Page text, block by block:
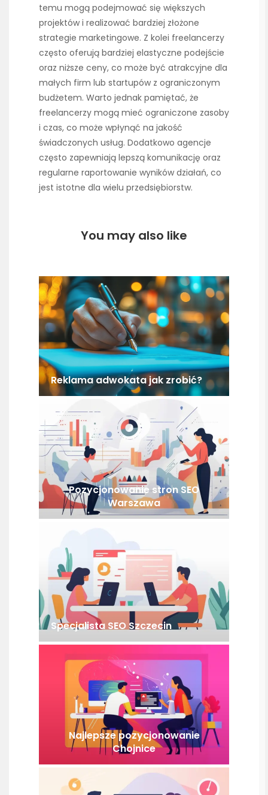
temu mogą podejmować się większych
projektów i realizować bardziej złożone
strategie marketingowe. Z kolei freelancerzy
często oferują bardziej elastyczne podejście
oraz niższe ceny, co może być atrakcyjne dla
małych firm lub startupów z ograniczonym
budżetem. Warto jednak pamiętać, że
freelancerzy mogą mieć ograniczone zasoby
i czas, co może wpłynąć na jakość
świadczonych usług. Dodatkowo agencje
często zapewniają lepszą komunikację oraz
regularne raportowanie wyników działań, co
jest istotne dla wielu przedsiębiorstw.
You may also like
Reklama adwokata jak zrobić?
Pozycjonowanie stron SEO
Warszawa
Specjalista SEO Szczecin
Najlepsze pozycjonowanie
Chojnice